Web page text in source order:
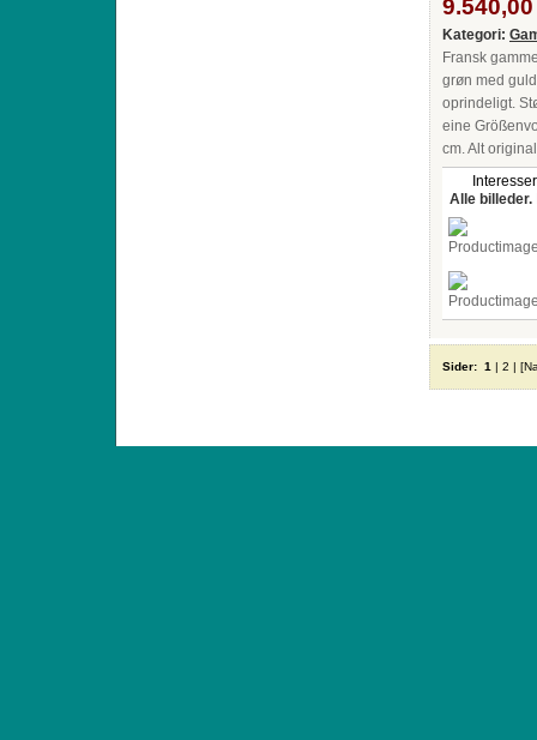
Kategori:
Fransk
grøn med
oprindeligt.
eine
cm. Alt
Alle billeder.
Sider: 1 | 2 |